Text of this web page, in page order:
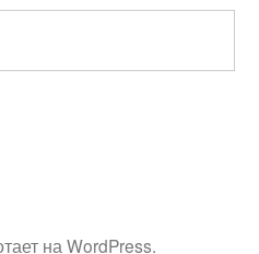
на WordPress.